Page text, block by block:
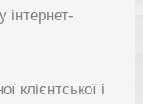
інтернет-
клієнтської і